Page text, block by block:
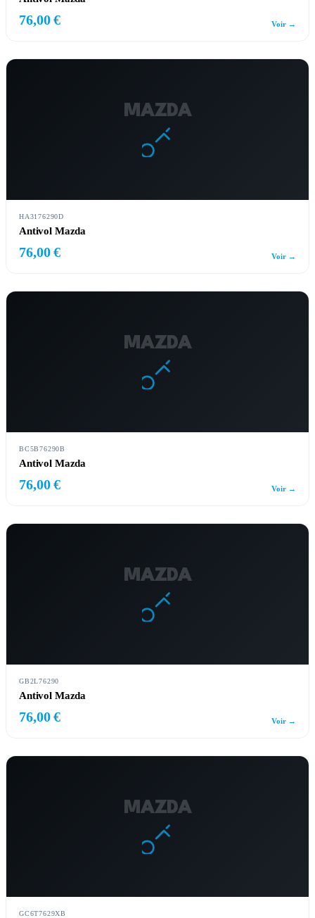
76,00 € Voir →
MAZDA
HA3176290D
Antivol Mazda
76,00 € Voir →
MAZDA
BC5B76290B
Antivol Mazda
76,00 € Voir →
MAZDA
GB2L76290
Antivol Mazda
76,00 € Voir →
MAZDA
GC6T7629XB